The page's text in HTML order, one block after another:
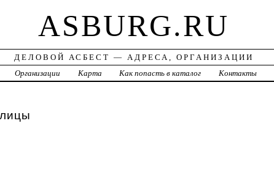
ASBURG.RU
ДЕЛОВОЙ АСБЕСТ — АДРЕСА, ОРГАНИЗАЦИИ
Организации Карта Как попасть в каталог Контакты